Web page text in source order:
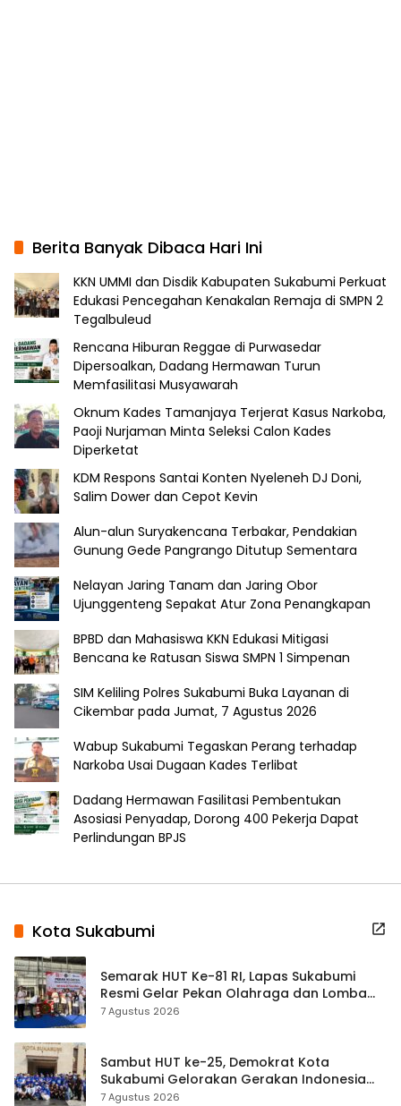
Berita Banyak Dibaca Hari Ini
KKN UMMI dan Disdik Kabupaten Sukabumi Perkuat
Edukasi Pencegahan Kenakalan Remaja di SMPN 2
Tegalbuleud
Rencana Hiburan Reggae di Purwasedar
Dipersoalkan, Dadang Hermawan Turun
Memfasilitasi Musyawarah
Oknum Kades Tamanjaya Terjerat Kasus Narkoba,
Paoji Nurjaman Minta Seleksi Calon Kades
Diperketat
KDM Respons Santai Konten Nyeleneh DJ Doni,
Salim Dower dan Cepot Kevin
Alun-alun Suryakencana Terbakar, Pendakian
Gunung Gede Pangrango Ditutup Sementara
Nelayan Jaring Tanam dan Jaring Obor
Ujunggenteng Sepakat Atur Zona Penangkapan
BPBD dan Mahasiswa KKN Edukasi Mitigasi
Bencana ke Ratusan Siswa SMPN 1 Simpenan
SIM Keliling Polres Sukabumi Buka Layanan di
Cikembar pada Jumat, 7 Agustus 2026
Wabup Sukabumi Tegaskan Perang terhadap
Narkoba Usai Dugaan Kades Terlibat
Dadang Hermawan Fasilitasi Pembentukan
Asosiasi Penyadap, Dorong 400 Pekerja Dapat
Perlindungan BPJS
Kota Sukabumi
Semarak HUT Ke-81 RI, Lapas Sukabumi
Resmi Gelar Pekan Olahraga dan Lomba
Tradisional
7 Agustus 2026
Sambut HUT ke-25, Demokrat Kota
Sukabumi Gelorakan Gerakan Indonesia
ASRI Lewat Aksi Bersih Masjid Agung
7 Agustus 2026